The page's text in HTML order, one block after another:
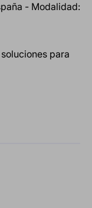
- Modalidad:
para